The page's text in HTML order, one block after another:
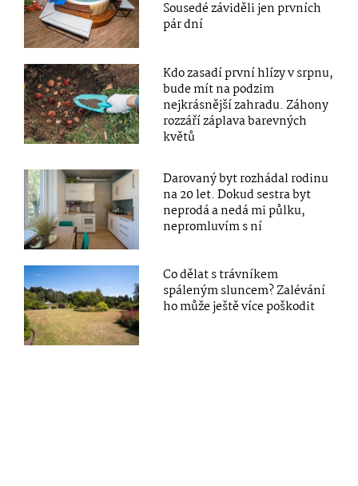
Sousedé záviděli jen prvních
pár dní
Kdo zasadí první hlízy v srpnu,
bude mít na podzim
nejkrásnější zahradu. Záhony
rozzáří záplava barevných
květů
Darovaný byt rozhádal rodinu
na 20 let. Dokud sestra byt
neprodá a nedá mi půlku,
nepromluvím s ní
Co dělat s trávníkem
spáleným sluncem? Zalévání
ho může ještě více poškodit